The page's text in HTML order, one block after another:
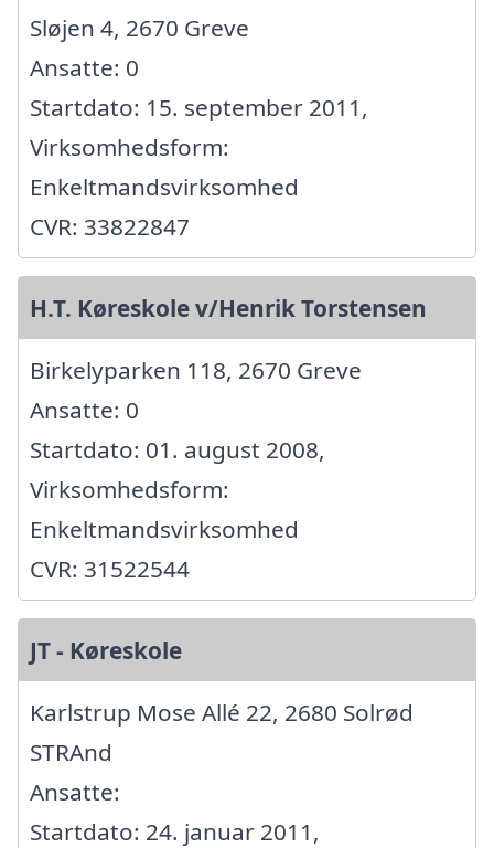
Sløjen 4, 2670 Greve
Ansatte: 0
Startdato: 15. september 2011,
Virksomhedsform:
Enkeltmandsvirksomhed
CVR: 33822847
H.T. Køreskole v/Henrik Torstensen
Birkelyparken 118, 2670 Greve
Ansatte: 0
Startdato: 01. august 2008,
Virksomhedsform:
Enkeltmandsvirksomhed
CVR: 31522544
JT - Køreskole
Karlstrup Mose Allé 22, 2680 Solrød
STRAnd
Ansatte:
Startdato: 24. januar 2011,